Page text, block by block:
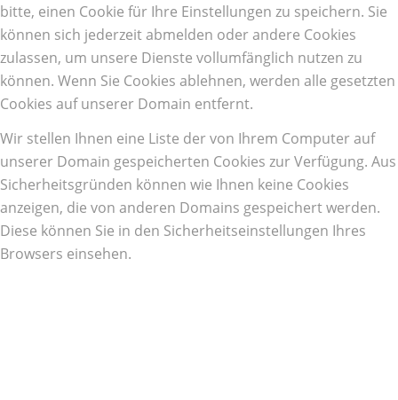
bitte, einen Cookie für Ihre Einstellungen zu speichern. Sie
können sich jederzeit abmelden oder andere Cookies
zulassen, um unsere Dienste vollumfänglich nutzen zu
können. Wenn Sie Cookies ablehnen, werden alle gesetzten
Cookies auf unserer Domain entfernt.
Wir stellen Ihnen eine Liste der von Ihrem Computer auf
unserer Domain gespeicherten Cookies zur Verfügung. Aus
Sicherheitsgründen können wie Ihnen keine Cookies
anzeigen, die von anderen Domains gespeichert werden.
Diese können Sie in den Sicherheitseinstellungen Ihres
Browsers einsehen.